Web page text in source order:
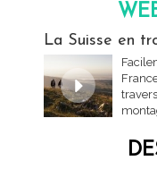
La Suisse en